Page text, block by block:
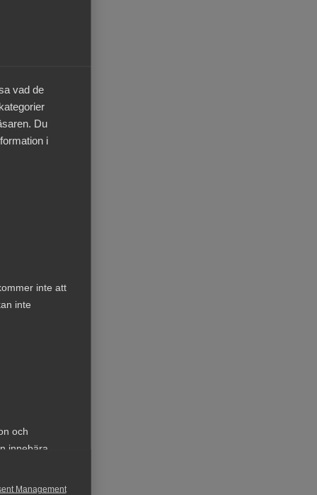
vad de
Du
i
inte att
inte
och
innebära
Management